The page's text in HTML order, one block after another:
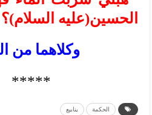
الحسين(عليه السلام)؟
وكلاهما من
*****
الحكمة ينابيع